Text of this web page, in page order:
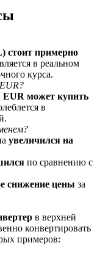
денежные
стоит примерно
в реальном
курса.
EUR может купить
в
увеличился на
по сравнению с
снижение цены за
в верхней
конвертировать
примеров: